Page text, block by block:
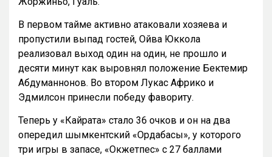
В первом тайме активно атаковали хозяева и
пропустили выпад гостей, Ойва Юккола
реализовал выход один на один, не прошло и
десяти минут как выровнял положение Бектемир
Абдуманнонов. Во втором Лукас Африко и
Эдмилсон принесли победу фавориту.
Теперь у «Кайрата» стало 36 очков и он на два
опередил шымкентский «Ордабасы», у которого
три игры в запасе, «Окжетпес» с 27 баллами